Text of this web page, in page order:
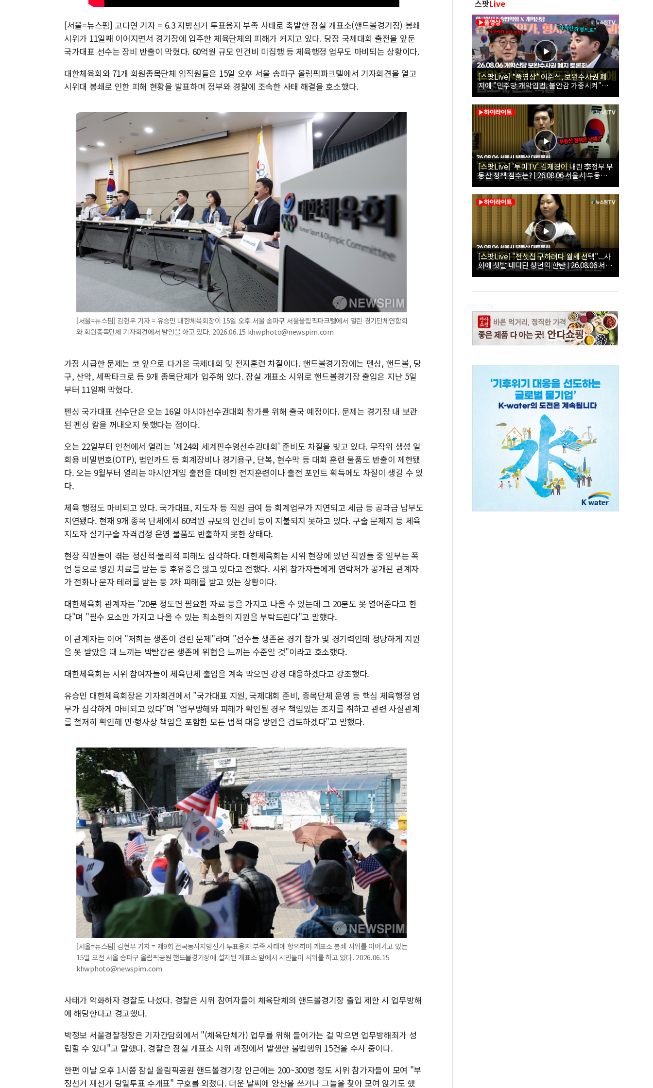
[서울=뉴스핌] 고다연 기자 = 6.3 지방선거 투표용지 부족 사태로 촉발한 잠실 개표소(핸드볼경기장) 봉쇄
시위가 11일째 이어지면서 경기장에 입주한 체육단체의 피해가 커지고 있다. 당장 국제대회 출전을 앞둔
국가대표 선수는 장비 반출이 막혔다. 60억원 규모 인건비 미집행 등 체육행정 업무도 마비되는 상황이다.
대한체육회와 71개 회원종목단체 임직원들은 15일 오후 서울 송파구 올림픽파크텔에서 기자회견을 열고
시위대 봉쇄로 인한 피해 현황을 발표하며 정부와 경찰에 조속한 사태 해결을 호소했다.
[서울=뉴스핌] 김현우 기자 = 유승민 대한체육회장이 15일 오후 서울 송파구 서울올림픽파크텔에서 열린 경기단체연합회
와 회원종목단체 기자회견에서 발언을 하고 있다. 2026.06.15 khwphoto@newspim.com
가장 시급한 문제는 코 앞으로 다가온 국제대회 및 전지훈련 차질이다. 핸드볼경기장에는 펜싱, 핸드볼, 당
구, 산악, 세팍타크로 등 9개 종목단체가 입주해 있다. 잠실 개표소 시위로 핸드볼경기장 출입은 지난 5일
부터 11일째 막혔다.
펜싱 국가대표 선수단은 오는 16일 아시아선수권대회 참가를 위해 출국 예정이다. 문제는 경기장 내 보관
된 펜싱 칼을 꺼내오지 못했다는 점이다.
오는 22일부터 인천에서 열리는 '제24회 세계핀수영선수권대회' 준비도 차질을 빚고 있다. 무작위 생성 일
회용 비밀번호(OTP), 법인카드 등 회계장비나 경기용구, 단복, 현수막 등 대회 훈련 물품도 반출이 제한됐
다. 오는 9월부터 열리는 아시안게임 출전을 대비한 전지훈련이나 출전 포인트 획득에도 차질이 생길 수 있
다.
체육 행정도 마비되고 있다. 국가대표, 지도자 등 직원 급여 등 회계업무가 지연되고 세금 등 공과금 납부도
지연됐다. 현재 9개 종목 단체에서 60억원 규모의 인건비 등이 지불되지 못하고 있다. 구술 문제지 등 체육
지도자 실기구술 자격검정 운영 물품도 반출하지 못한 상태다.
현장 직원들이 겪는 정신적·물리적 피해도 심각하다. 대한체육회는 시위 현장에 있던 직원들 중 일부는 폭
언 등으로 병원 치료를 받는 등 후유증을 앓고 있다고 전했다. 시위 참가자들에게 연락처가 공개된 관계자
가 전화나 문자 테러를 받는 등 2차 피해를 받고 있는 상황이다.
대한체육회 관계자는 "20분 정도면 필요한 자료 등을 가지고 나올 수 있는데 그 20분도 못 열어준다고 한
다"며 "필수 요소만 가지고 나올 수 있는 최소한의 지원을 부탁드린다"고 말했다.
이 관계자는 이어 "저희는 생존이 걸린 문제"라며 "선수들 생존은 경기 참가 및 경기력인데 정당하게 지원
을 못 받았을 때 느끼는 박탈감은 생존에 위협을 느끼는 수준일 것"이라고 호소했다.
대한체육회는 시위 참여자들이 체육단체 출입을 계속 막으면 강경 대응하겠다고 강조했다.
유승민 대한체육회장은 기자회견에서 "국가대표 지원, 국제대회 준비, 종목단체 운영 등 핵심 체육행정 업
무가 심각하게 마비되고 있다"며 "업무방해와 피해가 확인될 경우 책임있는 조치를 취하고 관련 사실관계
를 철저히 확인해 민·형사상 책임을 포함한 모든 법적 대응 방안을 검토하겠다"고 말했다.
[서울=뉴스핌] 김현우 기자 = 제9회 전국동시지방선거 투표용지 부족 사태에 항의하며 개표소 봉쇄 시위를 이어가고 있는
15일 오전 서울 송파구 올림픽공원 핸드볼경기장에 설치된 개표소 앞에서 시민들이 시위를 하고 있다. 2026.06.15
khwphoto@newspim.com
사태가 악화하자 경찰도 나섰다. 경찰은 시위 참여자들이 체육단체의 핸드볼경기장 출입 제한 시 업무방해
에 해당한다고 경고했다.
박정보 서울경찰청장은 기자간담회에서 "(체육단체가) 업무를 위해 들어가는 걸 막으면 업무방해죄가 성
립할 수 있다"고 말했다. 경찰은 잠실 개표소 시위 과정에서 발생한 불법행위 15건을 수사 중이다.
한편 이날 오후 1시쯤 잠실 올림픽공원 핸드볼경기장 인근에는 200~300명 정도 시위 참가자들이 모여 "부
정선거 재선거 당일투표 수개표" 구호를 외쳤다. 더운 날씨에 양산을 쓰거나 그늘을 찾아 모여 앉기도 했
스팟Live
[스팟Live] *풀영상* 이준석, 보완수사권 폐
지에 "민주당 개악입법, 불안감 가중시켜"｜
26.08.06 개혁신당 보완수사권 폐지 토론회
[스팟Live] '투미TV' 김제경이 내린 李정부 부
동산 정책 점수는? | 26.08.06 서울시 부동산
대토론회
[스팟Live] "전셋집 구하려다 월세 선택"...사
회에 첫발 내디딘 청년의 한탄 | 26.08.06 서울
시 부동산 대토론회